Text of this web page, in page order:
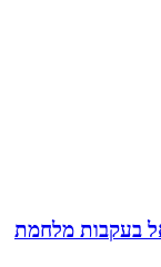
בעקבות מלחמת